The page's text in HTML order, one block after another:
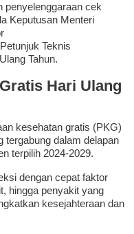
penyelenggaraan cek
Keputusan Menteri
Teknis
Tahun.
Hari Ulang
kesehatan gratis (PKG)
tergabung dalam delapan
terpilih 2024-2029.
dengan cepat faktor
hingga penyakit yang
kesejahteraan dan